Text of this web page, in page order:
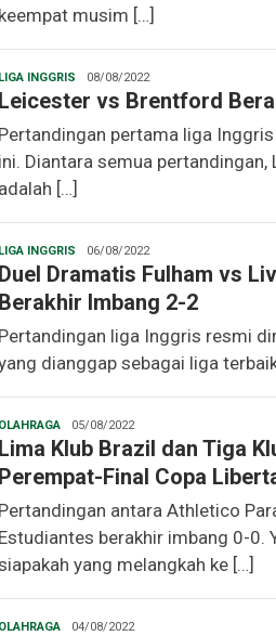
keempat musim […]
LIGA INGGRIS Christopher
08/08/2022
Leicester vs Brentford
Pertandingan pertama liga
ini. Diantara semua
adalah […]
LIGA INGGRIS Christopher
06/08/2022
Duel Dramatis Fulham vs
Berakhir Imbang 2-2
Pertandingan liga Inggris resmi
dianggap sebagai liga
OLAHRAGAChristopher
05/08/2022
Lima Klub Brazil dan Tiga
Perempat-Final Copa
Pertandingan antara Athletico
Estudiantes berakhir imbang 0-0.
yang melangkah ke […]
OLAHRAGAChristopher
04/08/2022